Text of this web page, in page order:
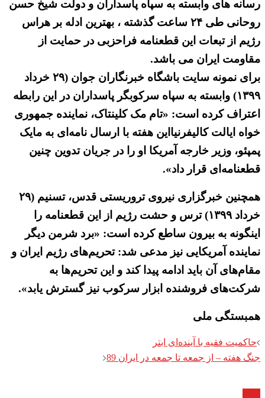
رسانه های وابسته به سپاه پاسداران و دولت شیخ حسن
روحانی طی ۲۴ ساعت گذشته ، بهترین ادله بر هراس
رژیم از تبعات این قطعنامه فراحزبی در حمایت از
مقاومت ایران می باشد.
برای نمونه سایت باشگاه خبرنگاران جوان (۲۹ خرداد
۱۳۹۹) وابسته به سپاه سرکوبگر پاسداران در این رابطه
اعتراف کرده است: «تام مک کلینتاک، نماینده جمهوری
خواه ایالت کالیفرنیااین هفته با ارسال نامه‌ای به مایک
پمپئو، وزیر خارجه آمریکا او را در جریان تدوین چنین
قطعنامه‌ای قرار داد».
همچنین خبرگزاری نیروی تروریستی قدس، تسنیم (۲۹
خرداد ۱۳۹۹) ترس و حشت رژیم از این قطعنامه را
اینگونه به بیرون ساطع کرده است: «برد شرمن دیگر
نماینده آمریکایی نیز مدعی شد: تحریم‌های رژیم ایران و
مقام‌های آن باید ادامه پیدا کند و این تحریم‌ها به
شرکت‌های فروشنده ابزار سرکوب نیز گسترش یابد».
همبستگی ملی
Post
navigation
حاکمیت فقیه با آینده‌ای ابتر
جنگ هفته – از جمعه تا جمعه در ایران 89